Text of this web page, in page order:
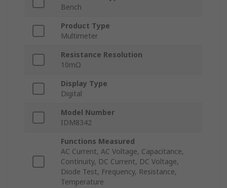
Bench
Product Type
Multimeter
Resistance Resolution
10mΩ
Display Type
Digital
Model Number
IDM8342
Functions Measured
AC Current, AC Voltage, Capacitance,
Continuity, DC Current, DC Voltage,
Diode Test, Frequency, Resistance,
Temperature